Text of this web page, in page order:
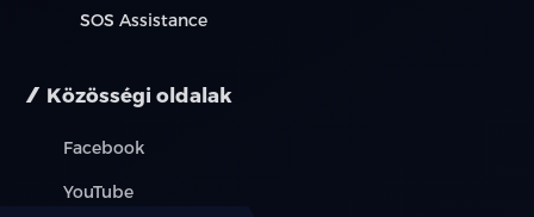
SOS Assistance
Közösségi oldalak
Facebook
YouTube